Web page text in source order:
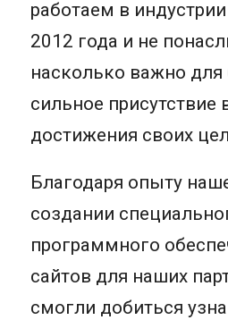
работаем в
2012 года и не
насколько важно для
сильное присутствие
достижения своих
Благодаря опыту
создании
программного
сайтов для наших
смогли добиться